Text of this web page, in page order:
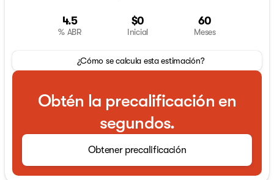
4.5
% ABR
$0
Inicial
60
Meses
¿Cómo se calcula esta estimación?
Obtén la precalificación en
segundos.
Obtener precalificación